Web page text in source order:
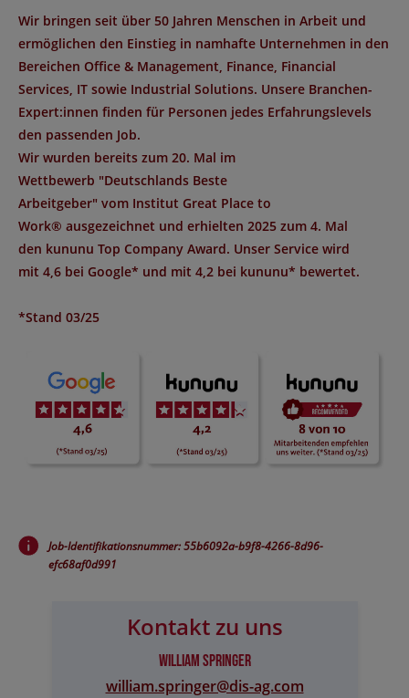
Wir bringen seit über 50 Jahren Menschen in Arbeit und
ermöglichen den Einstieg in namhafte Unternehmen in den
Bereichen Office & Management, Finance, Financial
Services, IT sowie Industrial Solutions. Unsere Branchen-
Expert:innen finden für Personen jedes Erfahrungslevels
den passenden Job.
Wir wurden bereits zum 20. Mal im
Wettbewerb "Deutschlands Beste
Arbeitgeber" vom Institut Great Place to
Work® ausgezeichnet und erhielten 2025 zum 4. Mal
den kununu Top Company Award. Unser Service wird
mit 4,6 bei Google* und mit 4,2 bei kununu* bewertet.
*Stand 03/25
Job-Identifikationsnummer: 55b6092a-b9f8-4266-8d96-
efc68af0d991
Kontakt zu uns
William Springer
william.springer@​dis-ag.com